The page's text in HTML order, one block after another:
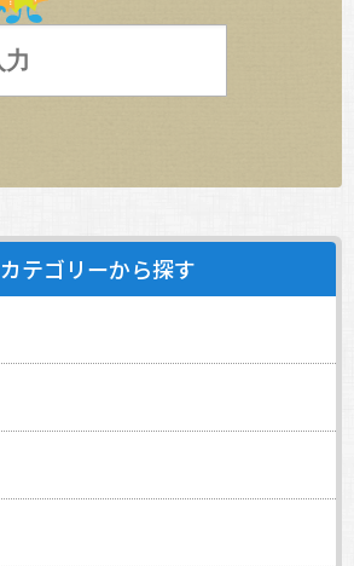
カテゴリーから探す